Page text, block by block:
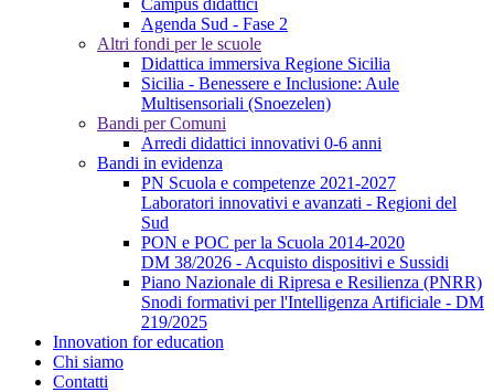
Agenda Sud - Fase 2
Altri fondi per le scuole
Didattica immersiva Regione Sicilia
Sicilia - Benessere e Inclusione: Aule
Multisensoriali (Snoezelen)
Bandi per Comuni
Arredi didattici innovativi 0-6 anni
Bandi in evidenza
PN Scuola e competenze 2021-2027
Laboratori innovativi e avanzati - Regioni del
Sud
PON e POC per la Scuola 2014-2020
DM 38/2026 - Acquisto dispositivi e Sussidi
Piano Nazionale di Ripresa e Resilienza (PNRR)
Snodi formativi per l'Intelligenza Artificiale - DM
219/2025
Innovation for education
Chi siamo
Contatti